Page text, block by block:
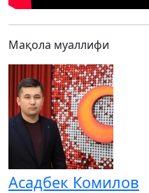
Мақола муаллифи
Асадбек Комилов